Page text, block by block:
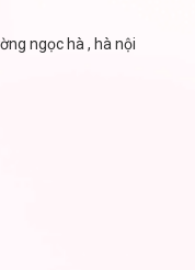
ngọc hà , hà nội